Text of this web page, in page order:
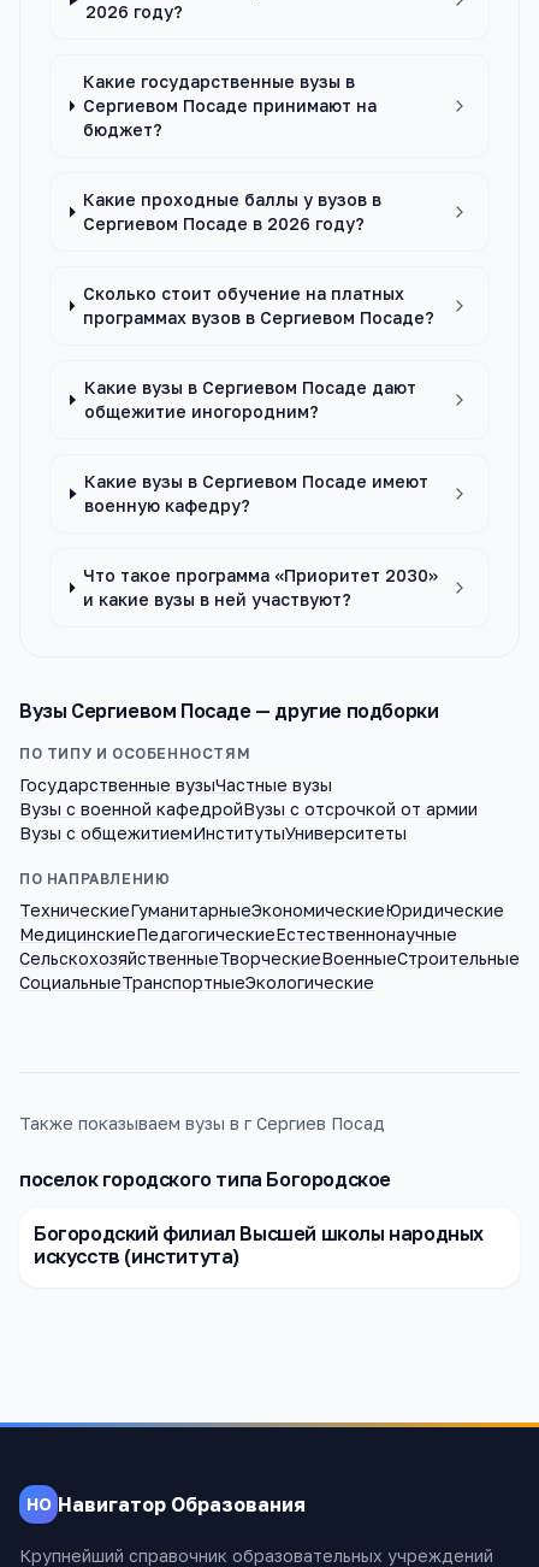
2026 году?
Какие государственные вузы в
Сергиевом Посаде принимают на
бюджет?
Какие проходные баллы у вузов в
Сергиевом Посаде в 2026 году?
Сколько стоит обучение на платных
программах вузов в Сергиевом Посаде?
Какие вузы в Сергиевом Посаде дают
общежитие иногородним?
Какие вузы в Сергиевом Посаде имеют
военную кафедру?
Что такое программа «Приоритет 2030»
и какие вузы в ней участвуют?
Вузы Сергиевом Посаде— другие подборки
ПО ТИПУ И ОСОБЕННОСТЯМ
Государственные вузыЧастные вузы
Вузы с военной кафедройВузы с отсрочкой от армии
Вузы с общежитиемИнститутыУниверситеты
ПО НАПРАВЛЕНИЮ
ТехническиеГуманитарныеЭкономическиеЮридические
МедицинскиеПедагогическиеЕстественнонаучные
СельскохозяйственныеТворческиеВоенныеСтроительные
СоциальныеТранспортныеЭкологические
Также показываем вузы в г Сергиев Посад
поселок городского типа Богородское
Богородский филиал Высшей школы народных
искусств (института)
НО Навигатор Образования
Крупнейший справочник образовательных учреждений